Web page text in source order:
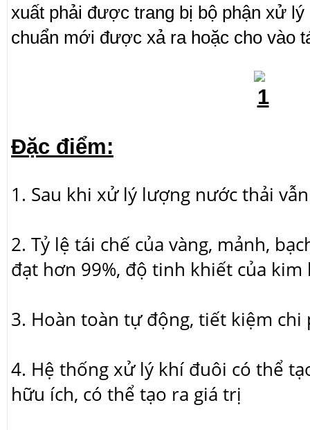
xuất phải được trang bị bộ phận xử
chuẩn mới được xả ra hoặc cho vào
Đặc điểm:
1. Sau khi xử lý lượng nước thải
2. Tỷ lệ tái chế của vàng, mảnh,
đạt hơn 99%, độ tinh khiết của kim
3. Hoàn toàn tự động, tiết kiệm chi
4. Hệ thống xử lý khí đuôi có thể
hữu ích, có thể tạo ra giá trị